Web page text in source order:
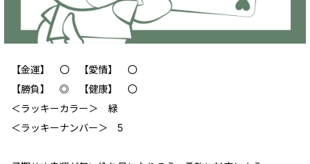
【金運】 〇 【愛情】 〇
【勝負】 ◎ 【健康】 〇
＜ラッキーカラー＞ 緑
＜ラッキーナンバー＞ 5